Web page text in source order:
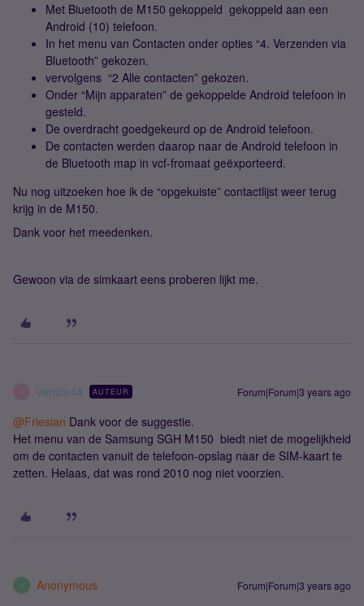
Met Biuetooth de M150 gekoppeld gekoppeld aan een
Android (10) telefoon.
In het menu van Contacten onder opties “4. Verzenden via
Bluetooth” gekozen.
vervolgens “2 Alle contacten” gekozen.
Onder “Mijn apparaten” de gekoppelde Android telefoon in
gesteld.
De overdracht goedgekeurd op de Android telefoon.
De contacten werden daarop naar de Android telefoon in
de Bluetooth map in vcf-fromaat geëxporteerd.
Nu nog uitzoeken hoe ik de “opgekuiste” contactlijst weer terug
krijg in de M150.
Dank voor het meedenken.
Gewoon via de simkaart eens proberen lijkt me.
verdor44 AUTEUR Forum|Forum|3 years ago
@Friesian Dank voor de suggestie.
Het menu van de Samsung SGH M150 biedt niet de mogelijkheid
om de contacten vanuit de telefoon-opslag naar de SIM-kaart te
zetten. Helaas, dat was rond 2010 nog niet voorzien.
A Anonymous Forum|Forum|3 years ago